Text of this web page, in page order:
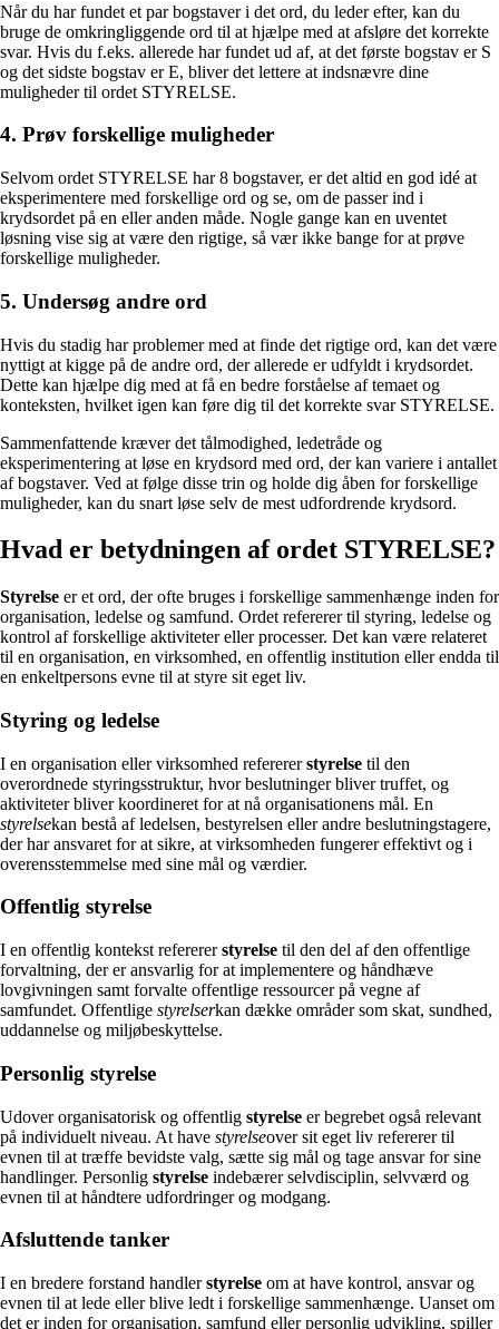
Når du har fundet et par bogstaver i det ord, du leder efter, kan du
bruge de omkringliggende ord til at hjælpe med at afsløre det korrekte
svar. Hvis du f.eks. allerede har fundet ud af, at det første bogstav er S
og det sidste bogstav er E, bliver det lettere at indsnævre dine
muligheder til ordet STYRELSE.
4. Prøv forskellige muligheder
Selvom ordet STYRELSE har 8 bogstaver, er det altid en god idé at
eksperimentere med forskellige ord og se, om de passer ind i
krydsordet på en eller anden måde. Nogle gange kan en uventet
løsning vise sig at være den rigtige, så vær ikke bange for at prøve
forskellige muligheder.
5. Undersøg andre ord
Hvis du stadig har problemer med at finde det rigtige ord, kan det være
nyttigt at kigge på de andre ord, der allerede er udfyldt i krydsordet.
Dette kan hjælpe dig med at få en bedre forståelse af temaet og
konteksten, hvilket igen kan føre dig til det korrekte svar STYRELSE.
Sammenfattende kræver det tålmodighed, ledetråde og
eksperimentering at løse en krydsord med ord, der kan variere i antallet
af bogstaver. Ved at følge disse trin og holde dig åben for forskellige
muligheder, kan du snart løse selv de mest udfordrende krydsord.
Hvad er betydningen af ordet STYRELSE?
Styrelse er et ord, der ofte bruges i forskellige sammenhænge inden for
organisation, ledelse og samfund. Ordet refererer til styring, ledelse og
kontrol af forskellige aktiviteter eller processer. Det kan være relateret
til en organisation, en virksomhed, en offentlig institution eller endda til
en enkeltpersons evne til at styre sit eget liv.
Styring og ledelse
I en organisation eller virksomhed referererstyrelse til den
overordnede styringsstruktur, hvor beslutninger bliver truffet, og
aktiviteter bliver koordineret for at nå organisationens mål. En
styrelsekan bestå af ledelsen, bestyrelsen eller andre beslutningstagere,
der har ansvaret for at sikre, at virksomheden fungerer effektivt og i
overensstemmelse med sine mål og værdier.
Offentlig styrelse
I en offentlig kontekst referererstyrelse til den del af den offentlige
forvaltning, der er ansvarlig for at implementere og håndhæve
lovgivningen samt forvalte offentlige ressourcer på vegne af
samfundet. Offentlige styrelserkan dække områder som skat, sundhed,
uddannelse og miljøbeskyttelse.
Personlig styrelse
Udover organisatorisk og offentlig styrelse er begrebet også relevant
på individuelt niveau. At have styrelseover sit eget liv refererer til
evnen til at træffe bevidste valg, sætte sig mål og tage ansvar for sine
handlinger. Personlig styrelse indebærer selvdisciplin, selvværd og
evnen til at håndtere udfordringer og modgang.
Afsluttende tanker
I en bredere forstand handlerstyrelse om at have kontrol, ansvar og
evnen til at lede eller blive ledt i forskellige sammenhænge. Uanset om
det er inden for organisation, samfund eller personlig udvikling, spiller